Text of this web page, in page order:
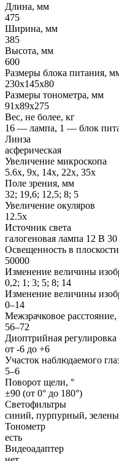
Длина, мм
475
Ширина, мм
385
Высота, мм
600
Размеры блока питания,
230x145x80
Размеры тонометра, мм
91x89x275
Вес, не более, кг
16 — лампа, 1 — блок
Линза
асферическая
Увеличение микроскопа
5.6x, 9x, 14x, 22x, 35x
Поле зрения, мм
32; 19,6; 12,5; 8; 5
Увеличение окуляров
12.5x
Источник света
галогеновая лампа 12 В
Освещенность в
50000
Изменение величины
0,2; 1; 3; 5; 8; 14
Изменение величины
0–14
Межзрачковое
56–72
Диоптрийная регулировка
от -6 до +6
Участок наблюдаемого
5–6
Поворот щели, °
±90 (от 0° до 180°)
Светофильтры
синий, пурпурный,
Тонометр
есть
Видеоадаптер